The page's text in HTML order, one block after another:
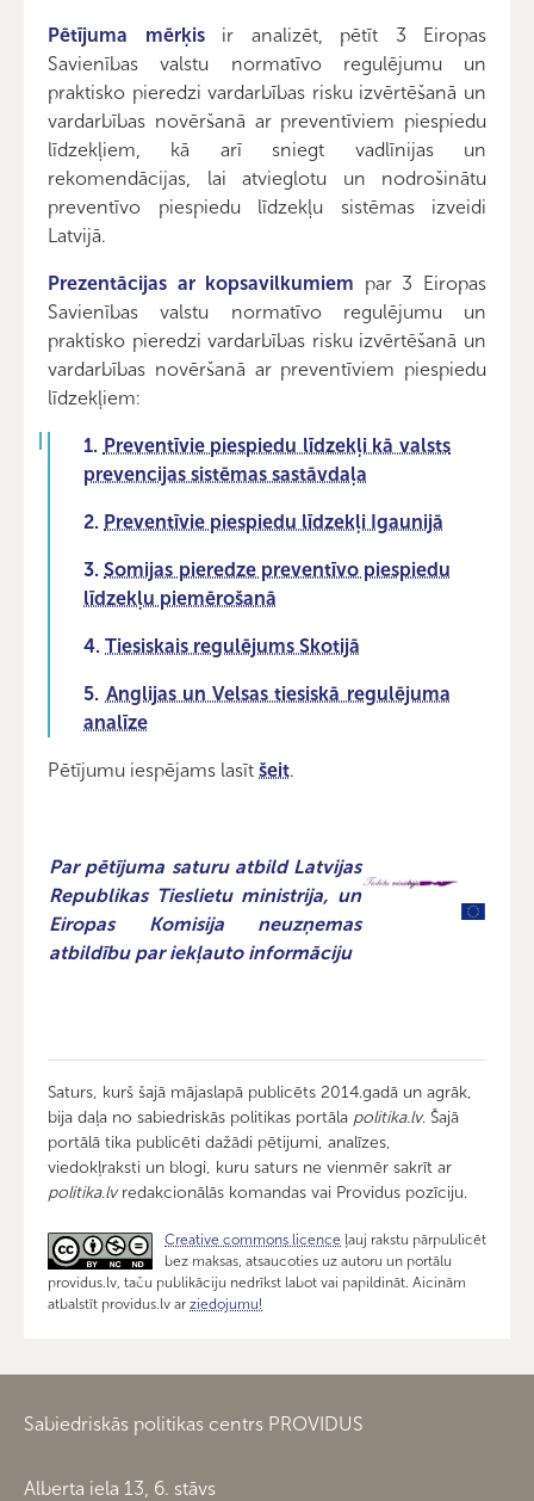
Pētījuma mērķis ir analizēt, pētīt 3 Eiropas
Savienības valstu normatīvo regulējumu un
praktisko pieredzi vardarbības risku izvērtēšanā un
vardarbības novēršanā ar preventīviem piespiedu
līdzekļiem, kā arī sniegt vadlīnijas un
rekomendācijas, lai atvieglotu un nodrošinātu
preventīvo piespiedu līdzekļu sistēmas izveidi
Latvijā.
Prezentācijas ar kopsavilkumiem par 3 Eiropas
Savienības valstu normatīvo regulējumu un
praktisko pieredzi vardarbības risku izvērtēšanā un
vardarbības novēršanā ar preventīviem piespiedu
līdzekļiem:
1. Preventīvie piespiedu līdzekļi kā valsts
prevencijas sistēmas sastāvdaļa
2. Preventīvie piespiedu līdzekļi Igaunijā
3.Somijas pieredze preventīvo piespiedu
līdzekļu piemērošanā
4. Tiesiskais regulējums Skotijā
5. Anglijas un Velsas tiesiskā regulējuma
analīze
Pētījumu iespējams lasīt šeit.
Par pētījuma saturu atbild Latvijas
Republikas Tieslietu ministrija, un
Eiropas Komisija neuzņemas
atbildību par iekļauto informāciju
Saturs, kurš šajā mājaslapā publicēts 2014.gadā un agrāk,
bija daļa no sabiedriskās politikas portāla politika.lv. Šajā
portālā tika publicēti dažādi pētijumi, analīzes,
viedokļraksti un blogi, kuru saturs ne vienmēr sakrīt ar
politika.lvredakcionālās komandas vai Providus pozīciju.
Creative commons licence ļauj rakstu pārpublicēt
bez maksas, atsaucoties uz autoru un portālu
providus.lv, taču publikāciju nedrīkst labot vai papildināt. Aicinām
atbalstīt providus.lv ar ziedojumu!
Sabiedriskās politikas centrs PROVIDUS
Alberta iela 13, 6. stāvs